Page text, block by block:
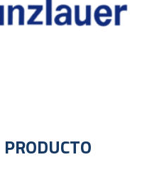
PRODUCTO